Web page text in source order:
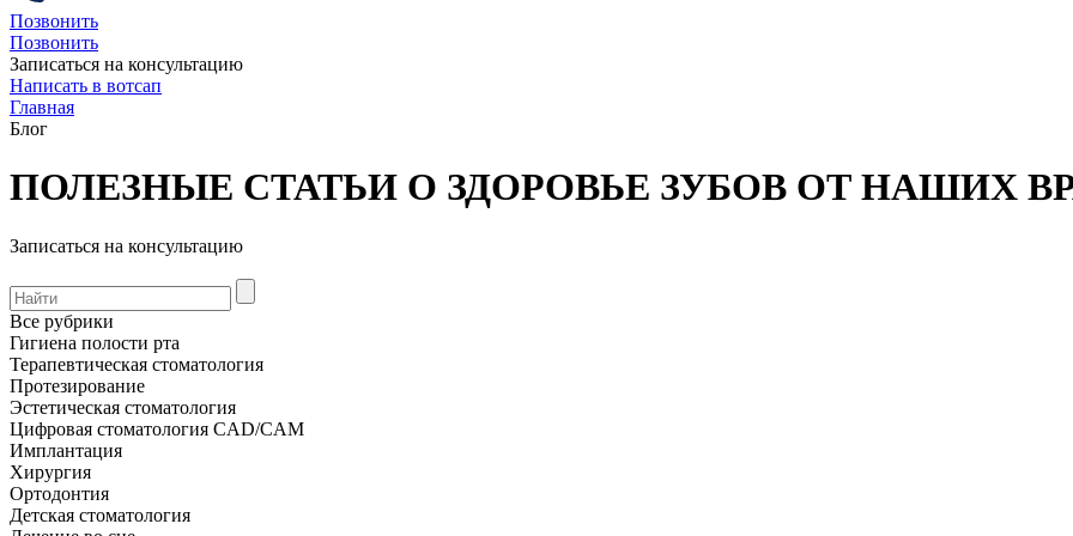
Позвонить
Позвонить
Записаться на консультацию
Написать в вотсап
Главная
Блог
ПОЛЕЗНЫЕ СТАТЬИ О ЗДОРОВЬЕ ЗУБОВ ОТ НАШИХ
Записаться на консультацию
Все рубрики
Гигиена полости рта
Терапевтическая стоматология
Протезирование
Эстетическая стоматология
Цифровая стоматология CAD/CAM
Имплантация
Хирургия
Ортодонтия
Детская стоматология